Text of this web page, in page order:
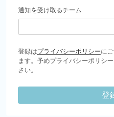
通知を受け取るチーム
登録はプライバシーポリシーに
ます。予めプライバシーポリシ
さい。
登